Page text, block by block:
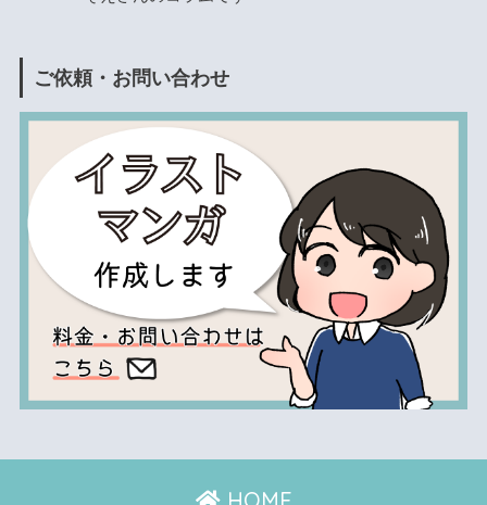
ご依頼・お問い合わせ